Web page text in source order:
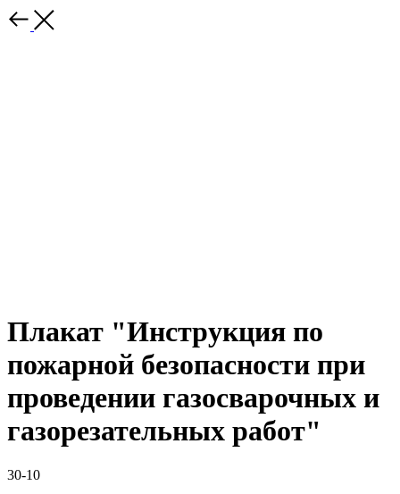
Плакат "Инструкция по
пожарной безопасности при
проведении газосварочных и
газорезательных работ"
30-10